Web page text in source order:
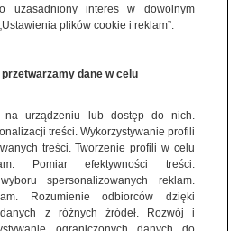
EUROSPORT 2
Discovery Historia
Animal Planet HD
Travel Channel
HGTV
TVN Fabuła
kanałów dziecięcych oferujący
i uznane na całym świecie
6-11 lat i ich rodzin: „Młodzi
misiaczkami”, „Craig znad
świat Gumballa” i wiele
185 krajach, w 33 językach,
kolejne pokolenia twórców i
inicjatywy prospołeczne –
Network” czy „Zmieniaj swój
– motywują dzieci i dorosłych do
które w efekcie wprowadzą
uzasadniony interes w dowolnym
plików cookie i reklam”.
dane w celu
na urządzeniu lub dostęp do nich.
treści. Wykorzystywanie profili
treści. Tworzenie profili w celu
Pomiar efektywności treści.
spersonalizowanych reklam.
Rozumienie odbiorców dzięki
z różnych źródeł. Rozwój i